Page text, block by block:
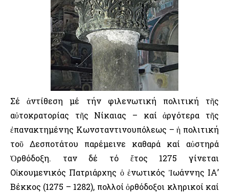
Σέ ἀντίθεση μέ τήν φιλενωτική πολιτική τῆς
αὐτοκρατορίας τῆς Νίκαιας – καί ἀργότερα τῆς
ἐπανακτημένης Κωνσταντινουπόλεως – ἡ πολιτική
τοῦ Δεσποτάτου παρέμεινε καθαρά καί αὐστηρά
Ὀρθόδοξη. Ὅταν δέ τό ἔτος 1275 γίνεται
Οἰκουμενικός Πατριάρχης ὁ ἑνωτικός Ἰωάννης ΙΑ’
Βέκκος (1275 – 1282), πολλοί ὀρθόδοξοι κληρικοί καί